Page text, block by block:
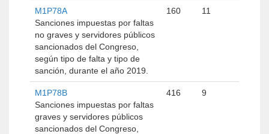
M1P78A
Sanciones impuestas por faltas
no graves y servidores públicos
sancionados del Congreso,
según tipo de falta y tipo de
sanción, durante el año 2019.
160 11
M1P78B
Sanciones impuestas por faltas
graves y servidores públicos
sancionados del Congreso,
416 9